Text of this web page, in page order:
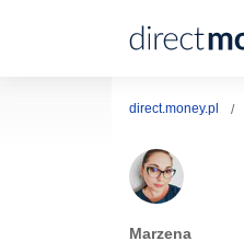
direct.money.pl
Marzena